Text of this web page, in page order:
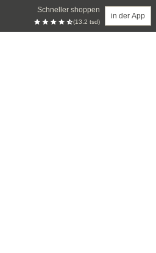
Schneller shoppen
(13.2 tsd)
in der App